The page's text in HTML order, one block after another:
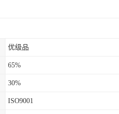
优级品
65%
30%
ISO9001